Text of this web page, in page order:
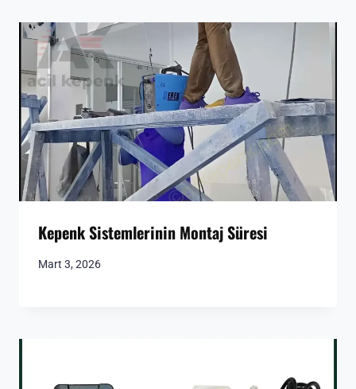
Kepenk Sistemlerinin Montaj Süresi
Mart 3, 2026